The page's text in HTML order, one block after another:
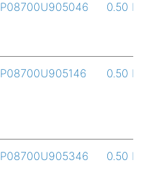
P08700U905046 0.50 L
P08700U905146 0.50 L
P08700U905346 0.50 L